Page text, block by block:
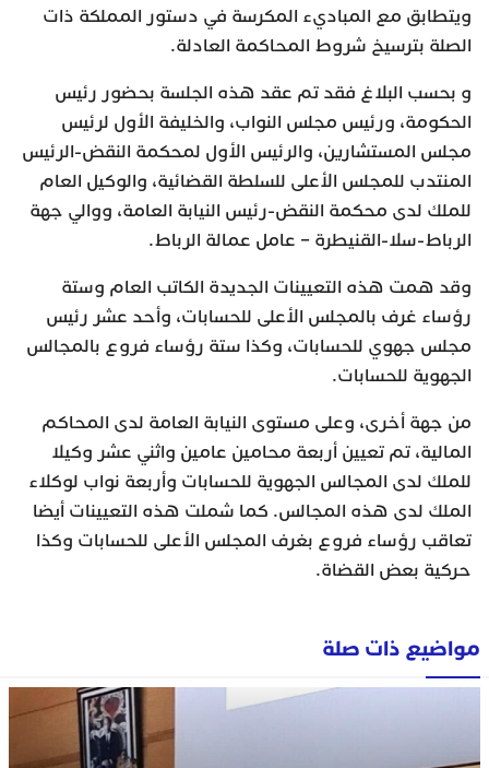
ويتطابق مع المباديء المكرسة في دستور المملكة ذات
الصلة بترسيخ شروط المحاكمة العادلة.
و بحسب البلاغ فقد تم عقد هذه الجلسة بحضور رئيس
الحكومة، ورئيس مجلس النواب، والخليفة الأول لرئيس
مجلس المستشارين، والرئيس الأول لمحكمة النقض-الرئيس
المنتدب للمجلس الأعلى للسلطة القضائية، والوكيل العام
للملك لدى محكمة النقض-رئيس النيابة العامة، ووالي جهة
الرباط-سلا-القنيطرة – عامل عمالة الرباط.
وقد همت هذه التعيينات الجديدة الكاتب العام وستة
رؤساء غرف بالمجلس الأعلى للحسابات، وأحد عشر رئيس
مجلس جهوي للحسابات، وكذا ستة رؤساء فروع بالمجالس
الجهوية للحسابات.
من جهة أخرى، وعلى مستوى النيابة العامة لدى المحاكم
المالية، تم تعيين أربعة محامين عامين واثني عشر وكيلا
للملك لدى المجالس الجهوية للحسابات وأربعة نواب لوكلاء
الملك لدى هذه المجالس. كما شملت هذه التعيينات أيضا
تعاقب رؤساء فروع بغرف المجلس الأعلى للحسابات وكذا
حركية بعض القضاة.
مواضيع ذات صلة